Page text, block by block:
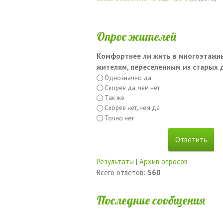
Опрос жителей
Комфортнее ли жить в
жителям, переселенным из старых
Однозначно да
Скорее да, чем нет
Так же
Скорее нет, чем да
Точно нет
Результаты | Архив опросов
Всего ответов: 560
Последние сообщения